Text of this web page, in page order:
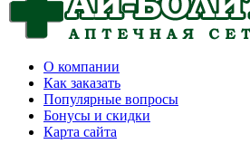
О компании
Как заказать
Популярные вопросы
Бонусы и скидки
Карта сайта